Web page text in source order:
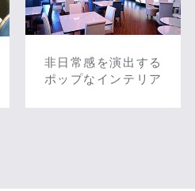
非日常感を演出する
ポップなインテリア